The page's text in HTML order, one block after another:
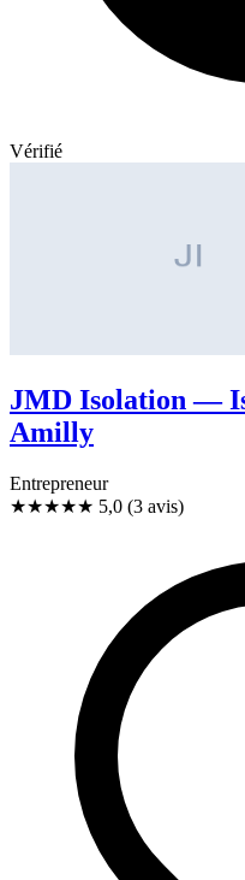
Vérifié
JMD Isolation —
Amilly
Entrepreneur
★★★★★ 5,0 (3 avis)